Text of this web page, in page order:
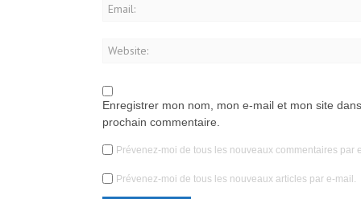
Enregistrer mon nom, mon e-mail et mon site
prochain commentaire.
Prévenez-moi de tous les nouveaux commentaires par
Prévenez-moi de tous les nouveaux articles par e-mail.